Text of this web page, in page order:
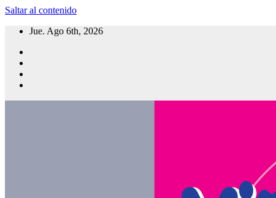
Saltar al contenido
Jue. Ago 6th, 2026